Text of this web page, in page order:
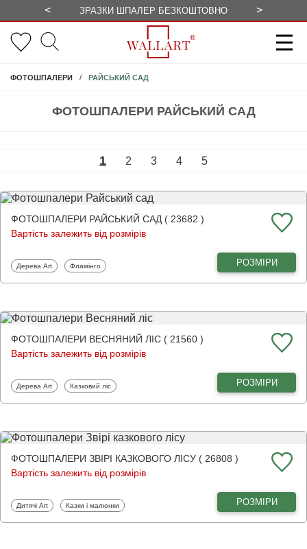
< ЗРАЗКИ ШПАЛЕР БЕЗКОШТОВНО >
ФОТОШПАЛЕРИ РАЙСЬКИЙ САД
ФОТОШПАЛЕРИ РАЙСЬКИЙ САД
1 2 3 4 5
ФОТОШПАЛЕРИ РАЙСЬКИЙ САД ( 23682 )
Вартість залежить від розмірів
Фотошпалери
Дерева Art Фотошпалери
Фламінго РОЗМІРИ
ФОТОШПАЛЕРИ ВЕСНЯНИЙ ЛІС ( 21560 )
Вартість залежить від розмірів
Фотошпалери
Дерева Art Фотошпалери
Казковий ліс РОЗМІРИ
ФОТОШПАЛЕРИ ЗВІРІ КАЗКОВОГО ЛІСУ ( 26808 )
Вартість залежить від розмірів
Фотошпалери
Дитячі Art Фотошпалери
Казки і малюнки РОЗМІРИ